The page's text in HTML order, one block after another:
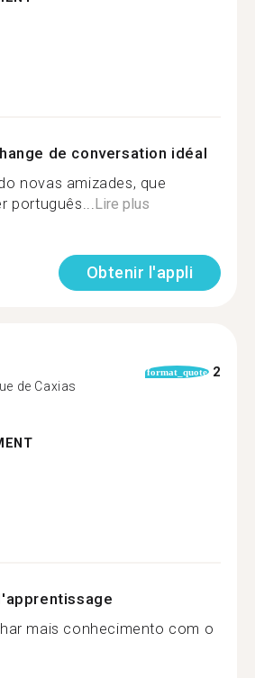
de conversation idéal
novas amizades, que
português...Lire plus
Obtenir l'appli
de Caxias
format_quote 2
mais conhecimento com o